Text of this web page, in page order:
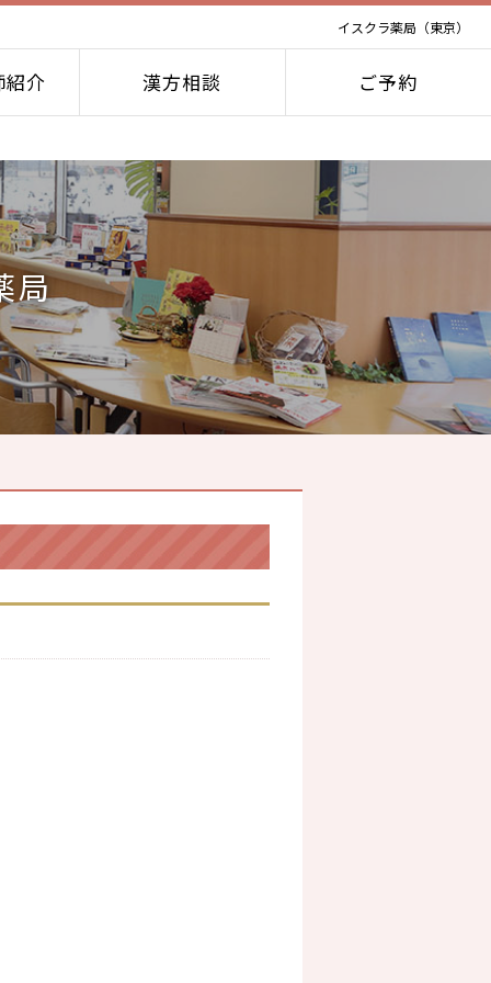
イスクラ薬局（東京）
介 漢方相談 ご予約
局